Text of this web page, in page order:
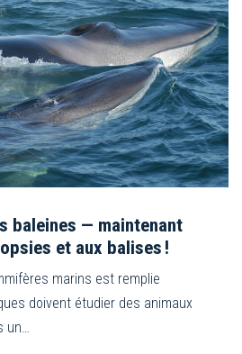
baleines — maintenant
et aux balises !
marins est remplie
doivent étudier des animaux
un…